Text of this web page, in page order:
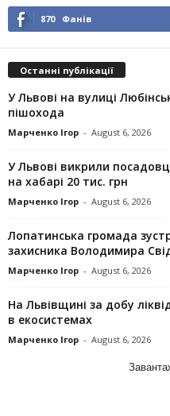
870 Фанів
Останні публікації
У Львові на вулиці
пішохода
Марченко Ігор - August 6, 2026
У Львові викрили
на хабарі 20 тис. грн
Марченко Ігор - August 6, 2026
Лопатинська громада
захисника Володимира
Марченко Ігор - August 6, 2026
На Львівщині за добу
в екосистемах
Марченко Ігор - August 6, 2026